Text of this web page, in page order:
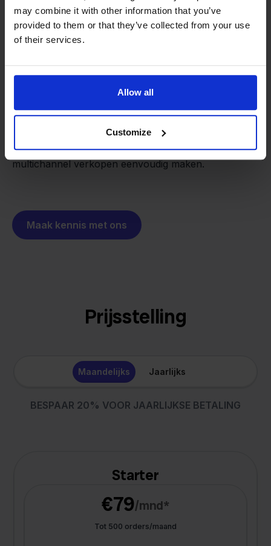
may combine it with other information that you’ve
provided to them or that they’ve collected from your use
of their services.
Allow all
Customize
We groeien gecontroleerd, zonder
investeerders of externe druk.
softwarebouwer
oplossing voor ons eigen bedrijf, is inmiddels
uitgegroeid tot een platform voor online verkopers in
heel Europa. De missie is hetzelfde gebleven:
multichannel verkopen eenvoudig maken.
Maak kennis met ons
Prijsstelling
Maandelijks Jaarlijks
BESPAAR 20% VOOR JAARLIJKSE BETALING
Starter
€79/mnd*
Tot 500 orders/maand